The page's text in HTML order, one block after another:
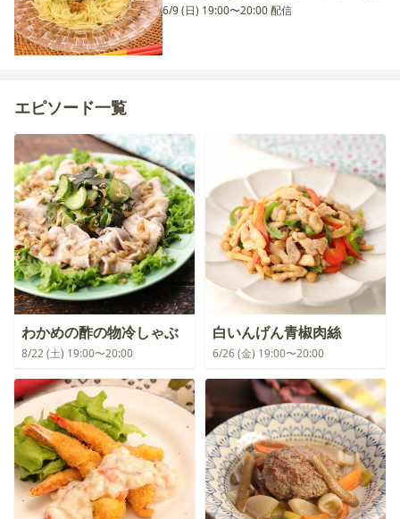
6/9 (日) 19:00〜20:00 配信
エピソード一覧
わかめの酢の物冷しゃぶ
8/22 (土) 19:00〜20:00
白いんげん青椒肉絲
6/26 (金) 19:00〜20:00